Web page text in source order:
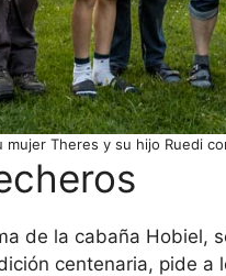
Theres y su hijo Ruedi
de la cabaña Hobiel,
centenaria, pide